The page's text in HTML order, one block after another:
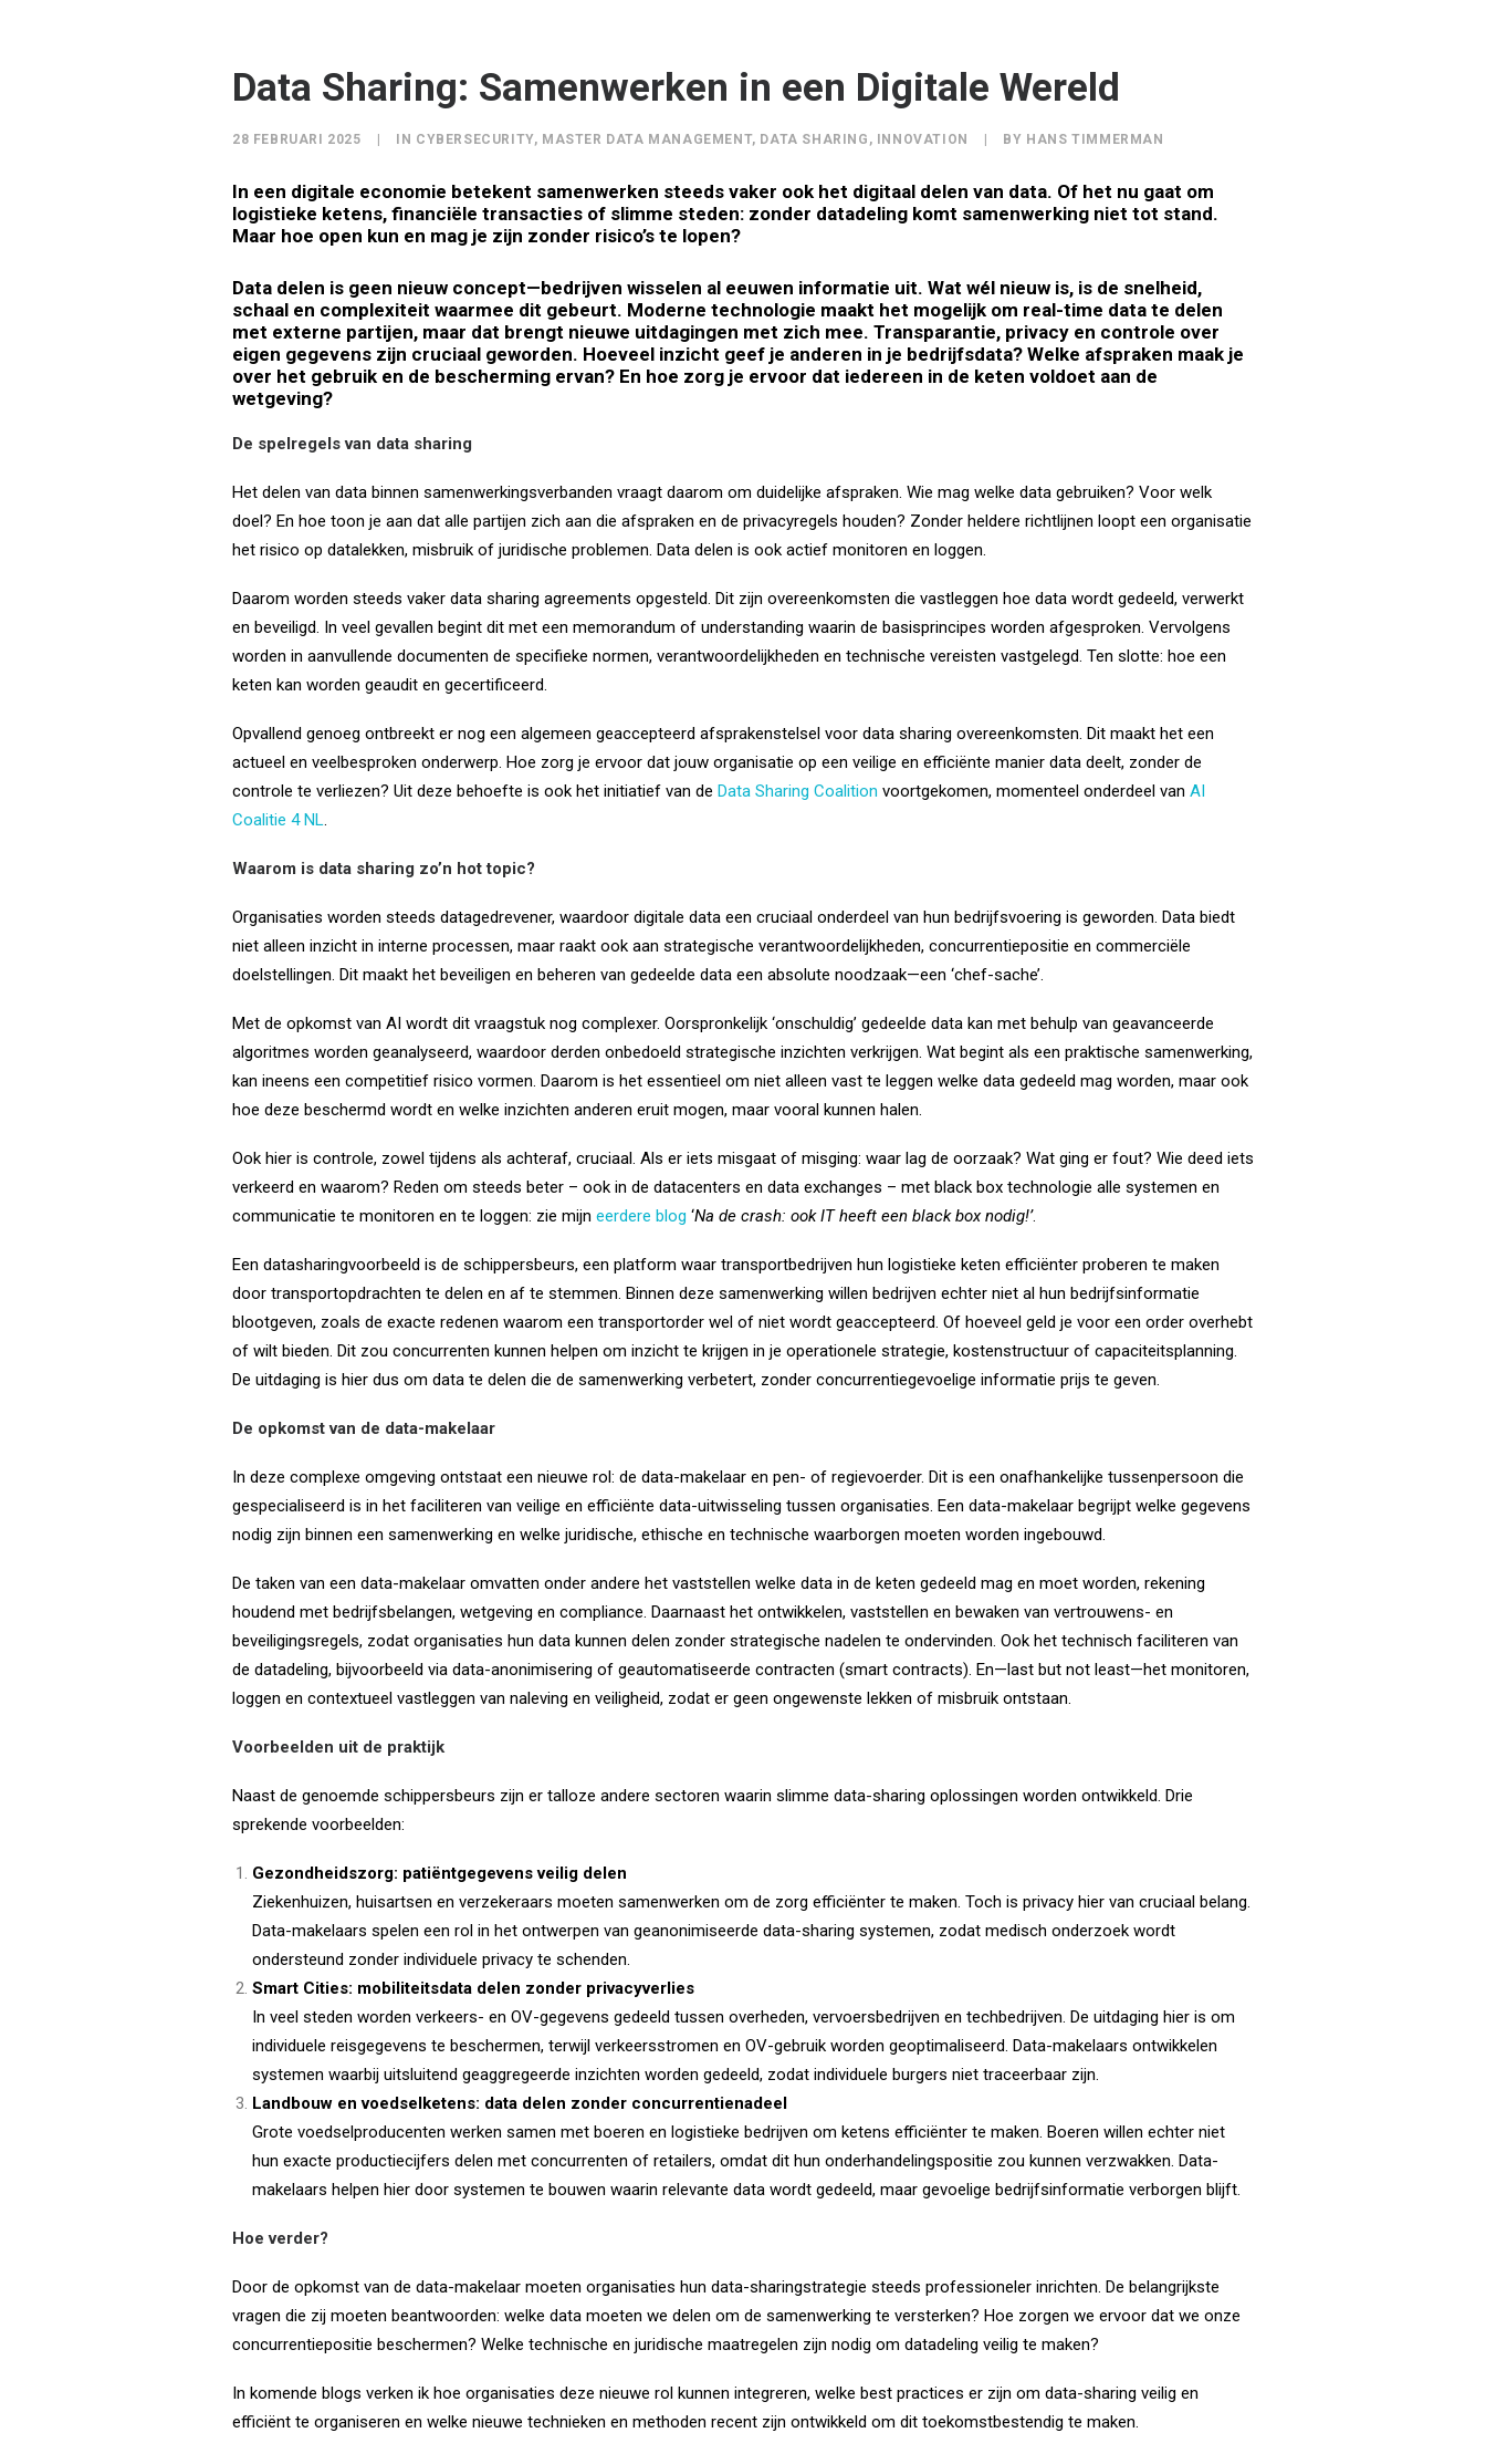
Data Sharing: Samenwerken in een Digitale Wereld
28 FEBRUARI 2025 IN CYBERSECURITY, MASTER DATA MANAGEMENT, DATA SHARING , INNOVATION BY HANS TIMMERMAN
In een digitale economie betekent samenwerken steeds vaker ook het digitaal delen van data. Of het nu gaat om
logistieke ketens, financiële transacties of slimme steden: zonder datadeling komt samenwerking niet tot stand.
Maar hoe open kun en mag je zijn zonder risico’s te lopen?
Data delen is geen nieuw concept—bedrijven wisselen al eeuwen informatie uit. Wat wél nieuw is, is de snelheid,
schaal en complexiteit waarmee dit gebeurt. Moderne technologie maakt het mogelijk om real-time data te delen
met externe partijen, maar dat brengt nieuwe uitdagingen met zich mee. Transparantie, privacy en controle over
eigen gegevens zijn cruciaal geworden. Hoeveel inzicht geef je anderen in je bedrijfsdata? Welke afspraken maak je
over het gebruik en de bescherming ervan? En hoe zorg je ervoor dat iedereen in de keten voldoet aan de
wetgeving?
De spelregels van data sharing
Het delen van data binnen samenwerkingsverbanden vraagt daarom om duidelijke afspraken. Wie mag welke data gebruiken? Voor welk
doel? En hoe toon je aan dat alle partijen zich aan die afspraken en de privacyregels houden? Zonder heldere richtlijnen loopt een organisatie
het risico op datalekken, misbruik of juridische problemen. Data delen is ook actief monitoren en loggen.
Daarom worden steeds vaker data sharing agreements opgesteld. Dit zijn overeenkomsten die vastleggen hoe data wordt gedeeld, verwerkt
en beveiligd. In veel gevallen begint dit met een memorandum of understanding waarin de basisprincipes worden afgesproken. Vervolgens
worden in aanvullende documenten de specifieke normen, verantwoordelijkheden en technische vereisten vastgelegd. Ten slotte: hoe een
keten kan worden geaudit en gecertificeerd.
Opvallend genoeg ontbreekt er nog een algemeen geaccepteerd afsprakenstelsel voor data sharing overeenkomsten. Dit maakt het een
actueel en veelbesproken onderwerp. Hoe zorg je ervoor dat jouw organisatie op een veilige en efficiënte manier data deelt, zonder de
controle te verliezen? Uit deze behoefte is ook het initiatief van de Data Sharing Coalition voortgekomen, momenteel onderdeel van AI
Coalitie 4 NL.
Waarom is data sharing zo’n hot topic?
Organisaties worden steeds datagedrevener, waardoor digitale data een cruciaal onderdeel van hun bedrijfsvoering is geworden. Data biedt
niet alleen inzicht in interne processen, maar raakt ook aan strategische verantwoordelijkheden, concurrentiepositie en commerciële
doelstellingen. Dit maakt het beveiligen en beheren van gedeelde data een absolute noodzaak—een ‘chef-sache’.
Met de opkomst van AI wordt dit vraagstuk nog complexer. Oorspronkelijk ‘onschuldig’ gedeelde data kan met behulp van geavanceerde
algoritmes worden geanalyseerd, waardoor derden onbedoeld strategische inzichten verkrijgen. Wat begint als een praktische samenwerking,
kan ineens een competitief risico vormen. Daarom is het essentieel om niet alleen vast te leggen welke data gedeeld mag worden, maar ook
hoe deze beschermd wordt en welke inzichten anderen eruit mogen, maar vooral kunnen halen.
Ook hier is controle, zowel tijdens als achteraf, cruciaal. Als er iets misgaat of misging: waar lag de oorzaak? Wat ging er fout? Wie deed iets
verkeerd en waarom? Reden om steeds beter – ook in de datacenters en data exchanges – met black box technologie alle systemen en
communicatie te monitoren en te loggen: zie mijn eerdere blog ‘Na de crash: ook IT heeft een black box nodig!’.
Een datasharingvoorbeeld is de schippersbeurs, een platform waar transportbedrijven hun logistieke keten efficiënter proberen te maken
door transportopdrachten te delen en af te stemmen. Binnen deze samenwerking willen bedrijven echter niet al hun bedrijfsinformatie
blootgeven, zoals de exacte redenen waarom een transportorder wel of niet wordt geaccepteerd. Of hoeveel geld je voor een order overhebt
of wilt bieden. Dit zou concurrenten kunnen helpen om inzicht te krijgen in je operationele strategie, kostenstructuur of capaciteitsplanning.
De uitdaging is hier dus om data te delen die de samenwerking verbetert, zonder concurrentiegevoelige informatie prijs te geven.
De opkomst van de data-makelaar
In deze complexe omgeving ontstaat een nieuwe rol: de data-makelaar en pen- of regievoerder. Dit is een onafhankelijke tussenpersoon die
gespecialiseerd is in het faciliteren van veilige en efficiënte data-uitwisseling tussen organisaties. Een data-makelaar begrijpt welke gegevens
nodig zijn binnen een samenwerking en welke juridische, ethische en technische waarborgen moeten worden ingebouwd.
De taken van een data-makelaar omvatten onder andere het vaststellen welke data in de keten gedeeld mag en moet worden, rekening
houdend met bedrijfsbelangen, wetgeving en compliance. Daarnaast het ontwikkelen, vaststellen en bewaken van vertrouwens- en
beveiligingsregels, zodat organisaties hun data kunnen delen zonder strategische nadelen te ondervinden. Ook het technisch faciliteren van
de datadeling, bijvoorbeeld via data-anonimisering of geautomatiseerde contracten (smart contracts). En—last but not least—het monitoren,
loggen en contextueel vastleggen van naleving en veiligheid, zodat er geen ongewenste lekken of misbruik ontstaan.
Voorbeelden uit de praktijk
Naast de genoemde schippersbeurs zijn er talloze andere sectoren waarin slimme data-sharing oplossingen worden ontwikkeld. Drie
sprekende voorbeelden:
Gezondheidszorg: patiëntgegevens veilig delen
Ziekenhuizen, huisartsen en verzekeraars moeten samenwerken om de zorg efficiënter te maken. Toch is privacy hier van cruciaal belang.
Data-makelaars spelen een rol in het ontwerpen van geanonimiseerde data-sharing systemen, zodat medisch onderzoek wordt
ondersteund zonder individuele privacy te schenden.
Smart Cities: mobiliteitsdata delen zonder privacyverlies
In veel steden worden verkeers- en OV-gegevens gedeeld tussen overheden, vervoersbedrijven en techbedrijven. De uitdaging hier is om
individuele reisgegevens te beschermen, terwijl verkeersstromen en OV-gebruik worden geoptimaliseerd. Data-makelaars ontwikkelen
systemen waarbij uitsluitend geaggregeerde inzichten worden gedeeld, zodat individuele burgers niet traceerbaar zijn.
Landbouw en voedselketens: data delen zonder concurrentienadeel
Grote voedselproducenten werken samen met boeren en logistieke bedrijven om ketens efficiënter te maken. Boeren willen echter niet
hun exacte productiecijfers delen met concurrenten of retailers, omdat dit hun onderhandelingspositie zou kunnen verzwakken. Data-
makelaars helpen hier door systemen te bouwen waarin relevante data wordt gedeeld, maar gevoelige bedrijfsinformatie verborgen blijft.
Hoe verder?
Door de opkomst van de data-makelaar moeten organisaties hun data-sharingstrategie steeds professioneler inrichten. De belangrijkste
vragen die zij moeten beantwoorden: welke data moeten we delen om de samenwerking te versterken? Hoe zorgen we ervoor dat we onze
concurrentiepositie beschermen? Welke technische en juridische maatregelen zijn nodig om datadeling veilig te maken?
In komende blogs verken ik hoe organisaties deze nieuwe rol kunnen integreren, welke best practices er zijn om data-sharing veilig en
efficiënt te organiseren en welke nieuwe technieken en methoden recent zijn ontwikkeld om dit toekomstbestendig te maken.